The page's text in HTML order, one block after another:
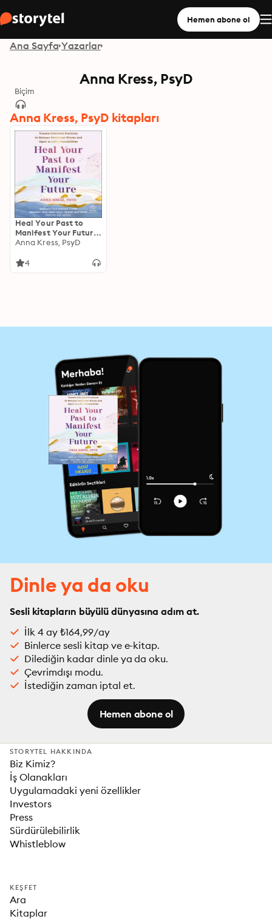
Hemen abone ol
Ana Sayfa Yazarlar
Anna Kress, PsyD
Biçim
Anna Kress, PsyD kitapları
Heal Your Past to
Manifest Your Future:
Trauma-Informed
Emotional Blocks and
Anna Kress, PsyD
4
Dinle ya da oku
Sesli kitapların büyülü dünyasına adım at.
İlk 4 ay ₺164,99/ay
Binlerce sesli kitap ve e-kitap.
Dilediğin kadar dinle ya da oku.
Çevrimdışı modu.
İstediğin zaman iptal et.
Hemen abone ol
STORYTEL HAKKINDA
Biz Kimiz?
İş Olanakları
Uygulamadaki yeni özellikler
Investors
Press
Sürdürülebilirlik
Whistleblow
KEŞFET
Ara
Kitaplar